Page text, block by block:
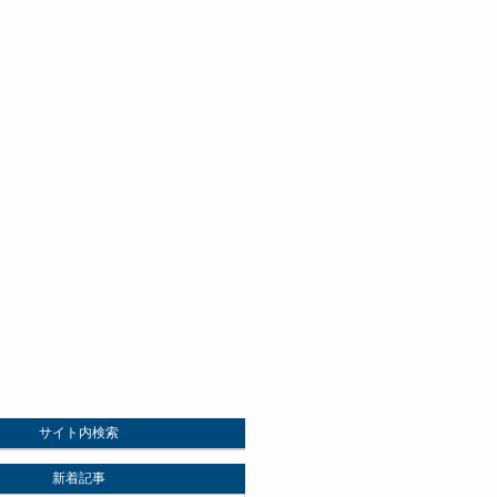
サイト内検索
新着記事